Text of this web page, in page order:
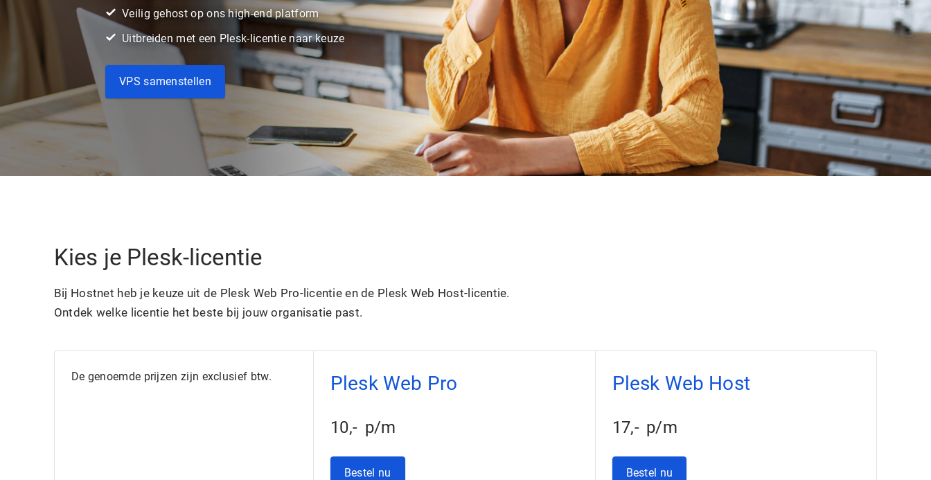
Veilig gehost op ons high-end platform
Uitbreiden met een Plesk-licentie naar keuze
VPS samenstellen
Kies je Plesk-licentie
Bij Hostnet heb je keuze uit de Plesk Web Pro-licentie en de Plesk Web Host-licentie.
Ontdek welke licentie het beste bij jouw organisatie past.
De genoemde prijzen zijn exclusief btw. Plesk Web Pro
10,- p/m
Bestel nu
Plesk Web Host
17,- p/m
Bestel nu